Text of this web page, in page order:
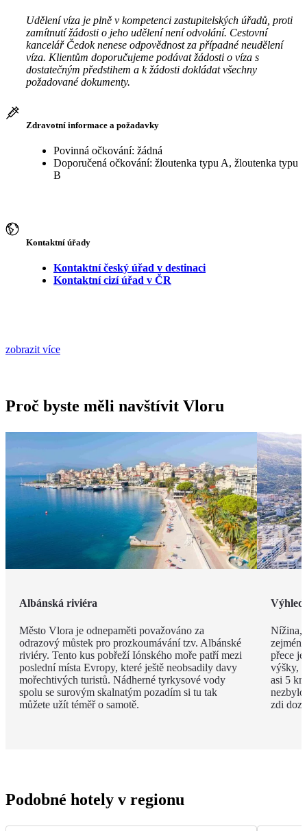
Udělení víza je plně v kompetenci zastupitelských úřadů, proti
zamítnutí žádosti o jeho udělení není odvolání. Cestovní
kancelář Čedok nenese odpovědnost za případné neudělení
víza. Klientům doporučujeme podávat žádosti o víza s
dostatečným předstihem a k žádosti dokládat všechny
požadované dokumenty.
Zdravotní informace a požadavky
Povinná očkování: žádná
Doporučená očkování: žloutenka typu A, žloutenka typu
B
Kontaktní úřady
Kontaktní český úřad v destinaci
Kontaktní cizí úřad v ČR
zobrazit více
Proč byste měli navštívit Vloru
Albánská riviéra
Město Vlora je odnepaměti považováno za
odrazový můstek pro prozkoumávání tzv. Albánské
riviéry. Tento kus pobřeží Iónského moře patří mezi
poslední místa Evropy, které ještě neobsadily davy
mořechtivých turistů. Nádherné tyrkysové vody
spolu se surovým skalnatým pozadím si tu tak
můžete užít téměř o samotě.
Výhled
Nížina,
přece
výšky,
asi 5
zdi
Podobné hotely v regionu